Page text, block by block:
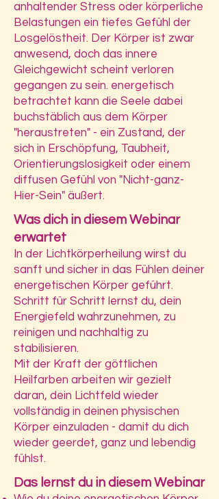
anhaltender Stress oder körperliche
Belastungen ein tiefes Gefühl der
Losgelöstheit. Der Körper ist zwar
anwesend, doch das innere
Gleichgewicht scheint verloren
gegangen zu sein. energetisch
betrachtet kann die Seele dabei
buchstäblich aus dem Körper
"heraustreten" - ein Zustand, der
sich in Erschöpfung, Taubheit,
Orientierungslosigkeit oder einem
diffusen Gefühl von "Nicht-ganz-
Hier-Sein" äußert.
Was dich in diesem Webinar
erwartet
In der Lichtkörperheilung wirst du
sanft und sicher in das Fühlen deiner
energetischen Körper geführt.
Schritt für Schritt lernst du, dein
Energiefeld wahrzunehmen, zu
reinigen und nachhaltig zu
stabilisieren.
Mit der Kraft der göttlichen
Heilfarben arbeiten wir gezielt
daran, dein Lichtfeld wieder
vollständig in deinen physischen
Körper einzuladen - damit du dich
wieder geerdet, ganz und lebendig
fühlst.
Das lernst du in diesem Webinar